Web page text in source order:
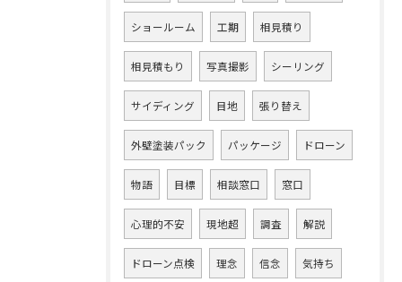
ショールーム 工期 相見積り
相見積もり 写真撮影 シーリング
サイディング 目地 張り替え
外壁塗装パック パッケージ ドローン
物語 目標 相談窓口 窓口
心理的不安 現地超 調査 解説
ドローン点検 理念 信念 気持ち